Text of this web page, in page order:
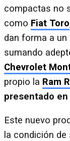
compactas no
como Fiat Toro
dan forma a
sumando
Chevrolet
propio la Ram
presentado en
Este nuevo
la condición de